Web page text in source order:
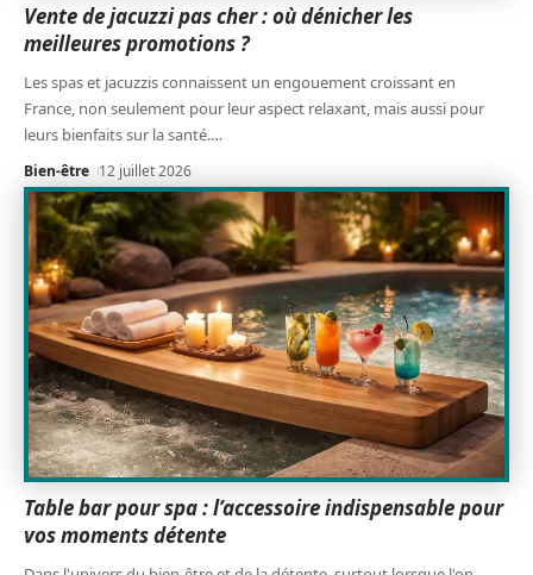
Vente de jacuzzi pas cher : où dénicher les
meilleures promotions ?
Les spas et jacuzzis connaissent un engouement croissant en
France, non seulement pour leur aspect relaxant, mais aussi pour
leurs bienfaits sur la santé.…
Bien-être 12 juillet 2026
Table bar pour spa : l’accessoire indispensable pour
vos moments détente